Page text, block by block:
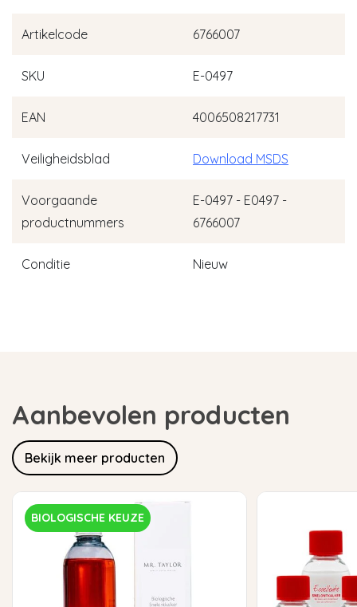
Artikelcode 6766007
SKU E-0497
EAN 4006508217731
Veiligheidsblad Download MSDS
Voorgaande
productnummers
E-0497 - E0497 -
6766007
Conditie Nieuw
Aanbevolen producten
Bekijk meer producten
BIOLOGISCHE KEUZE